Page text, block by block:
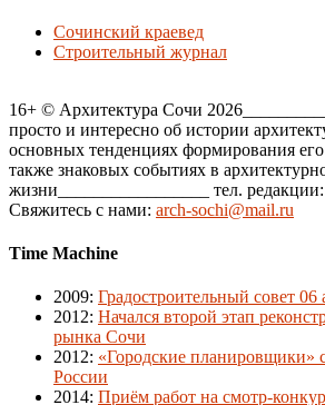
Сочинский краевед
Строительный журнал
16+ © Архитектура Сочи
просто и интересно об истории
основных тенденциях формирования
также знаковых событиях в
жизни_________________ тел.
Свяжитесь с нами: arch-sochi@mail.ru
Time Machine
2009: Градостроительный совет 06
2012: Начался второй этап
рынка Сочи
2012: «Городские планировщики»
России
2014: Приём работ на смотр-